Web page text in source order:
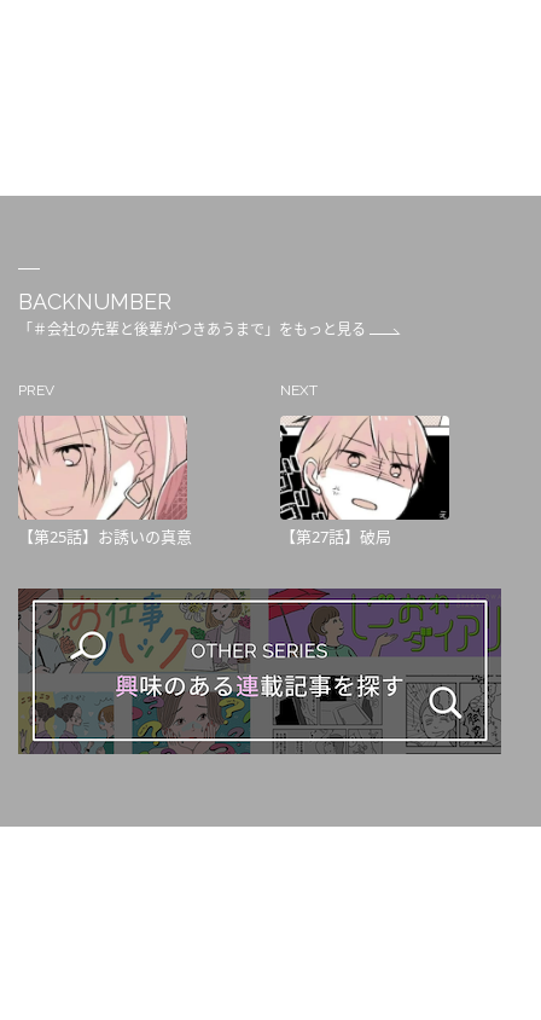
BACKNUMBER
「＃会社の先輩と後輩がつきあうまで」をもっと見る
PREV
【第25話】お誘いの真意
NEXT
【第27話】破局